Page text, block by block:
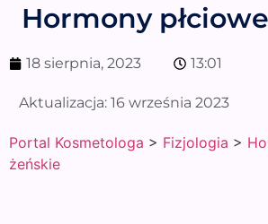
Hormony
18 sierpnia, 2023 13:01
Aktualizacja: 16 września 2023
Portal Kosmetologa > Fizjologia >
żeńskie